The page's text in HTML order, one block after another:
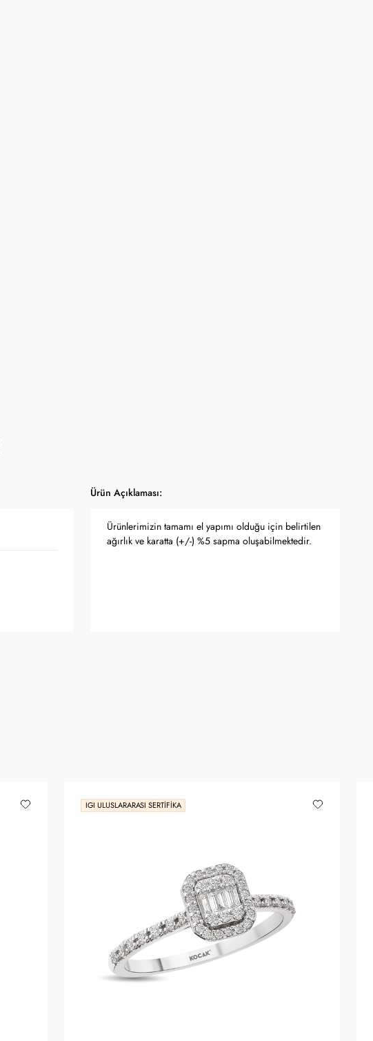
Ürün Açıklaması:
Ürünlerimizin tamamı el yapımı olduğu için belirtilen
ağırlık ve karatta (+/-) %5 sapma oluşabilmektedir.
IGI ULUSLARARASI SERTIFIKA